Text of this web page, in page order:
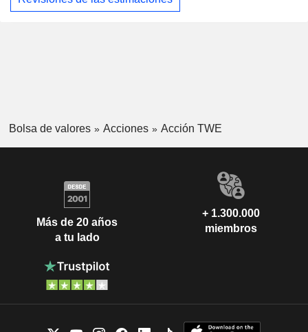
Bolsa de valores Acciones Acción TWE
Más de 20 años
a tu lado
+ 1.300.000
miembros